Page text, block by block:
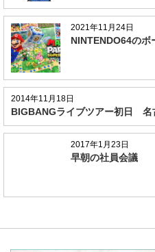
2021年11月24日
NINTENDO64のボ
2014年11月18日
BIGBANGライブツアー初日 名
2017年1月23日
早朝の社員会議